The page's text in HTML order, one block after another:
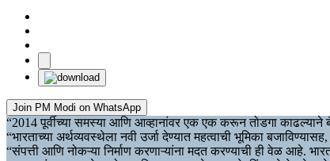
Join PM Modi on WhatsApp
“2014 पूर्वीच्या समस्या आणि आव्हानांवर एक एक करून तोडगा
“भारताच्या अर्थव्यवस्थेला नवी उर्जा देण्यात महत्वाची भूमिका
“संपत्ती आणि नोकऱ्या निर्माण करणाऱ्यांना मदत करण्याची ही वेळ आहे.